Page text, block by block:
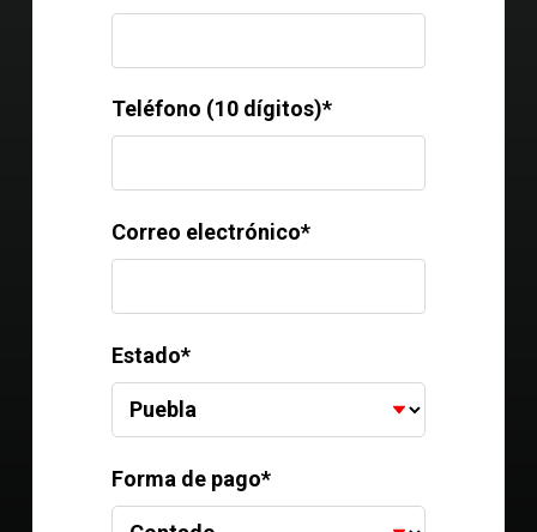
Teléfono (10 dígitos)*
Correo electrónico*
Estado*
Forma de pago*